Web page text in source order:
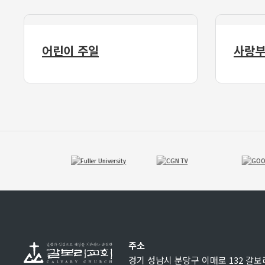
어린이 주일 사랑
주소
경기 성남시 분당구 이매로 132 갈보